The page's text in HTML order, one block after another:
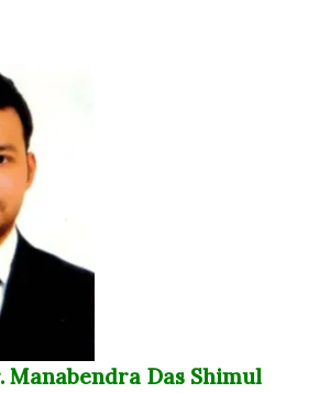
Manabendra Das Shimul